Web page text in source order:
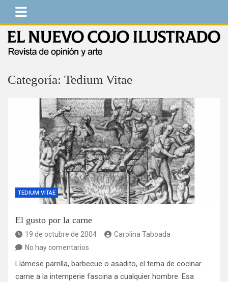
Saltar
contenido
Categoría: Tedium Vitae
TEDIUM VITAE
El gusto por la carne
19 de octubre de 2004
Carolina Taboada
No hay comentarios
Llámese parrilla, barbecue o asadito, el tema de cocinar
carne a la intemperie fascina a cualquier hombre. Esa